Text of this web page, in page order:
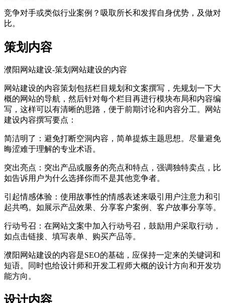
竞争对手或类似行业案例？吸取所长和发挥自身优势，及做对
比。
策划内容
濮阳网站建设-策划网站建设的内容
网站建设的内容策划包括栏目规划和文案撰写，先规划一下大
概的网站的导航，然后针对每个栏目再进行模块布局和内容编
写，这样可以有清晰的思路，便于前期讨论和内容分工。网站
建设内容撰写要点：
简洁明了：避免打断空洞内容，简单提炼主题思想。尽量避免
晦涩难于理解的专业术语。
突出亮点：突出产品或服务的亮点和特点，强调独特卖点，比
如告诉用户为什么选择你而不是其他竞争者。
引起情感体验：使用故事性的情感表述来吸引用户注意力和引
起共鸣。如展示产品效果、分享客户案例、客户故事分享等。
行动号召：在网站文案中加入行动号召，鼓励用户采取行动，
如点击链接、填写表单、购买产品等。
濮阳网站建设的内容是SEO的基础，应保持一定来的关键词和
短语。同时也给设计师和开发工程师大概的设计方向和开发功
能方向。
设计内容